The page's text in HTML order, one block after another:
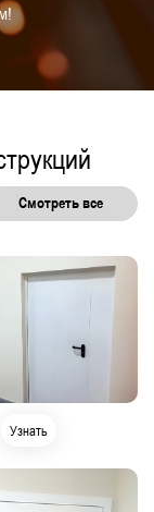
Смотреть все
Узнать